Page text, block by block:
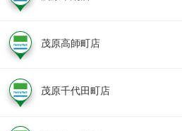
茂原高師町店
茂原千代田町店